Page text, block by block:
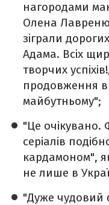
нагородами
Олена
зіграли
Адама. Всіх
творчих
продовження
майбутньому";
"Це очікувано.
серіалів
кардамоном",
не лише в
"Дуже чудовий